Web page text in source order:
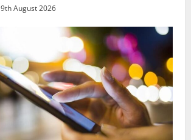
9th August 2026